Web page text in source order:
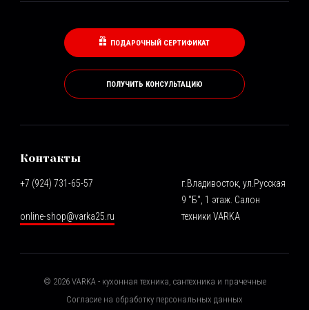
ПОДАРОЧНЫЙ СЕРТИФИКАТ
ПОЛУЧИТЬ КОНСУЛЬТАЦИЮ
Контакты
+7 (924) 731-65-57
online-shop@varka25.ru
г.Владивосток, ул.Русская
9 "Б", 1 этаж. Салон
техники VARKA
© 2026VARKA - кухонная техника, сантехника и прачечные
Согласие на обработку персональных данных